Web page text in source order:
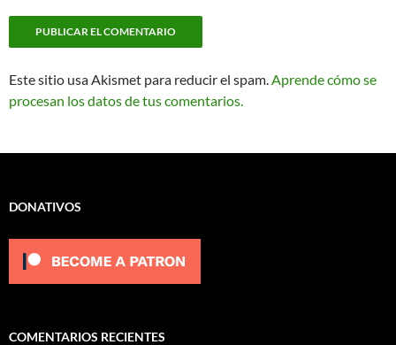
Este sitio usa Akismet para reducir el spam.Aprende cómo se
procesan los datos de tus comentarios.
DONATIVOS
COMENTARIOS RECIENTES